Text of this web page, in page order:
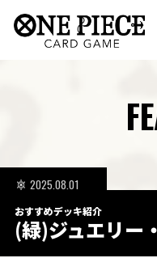
おすすめデッキ紹介
(緑)ジュエリー
2025.08.01